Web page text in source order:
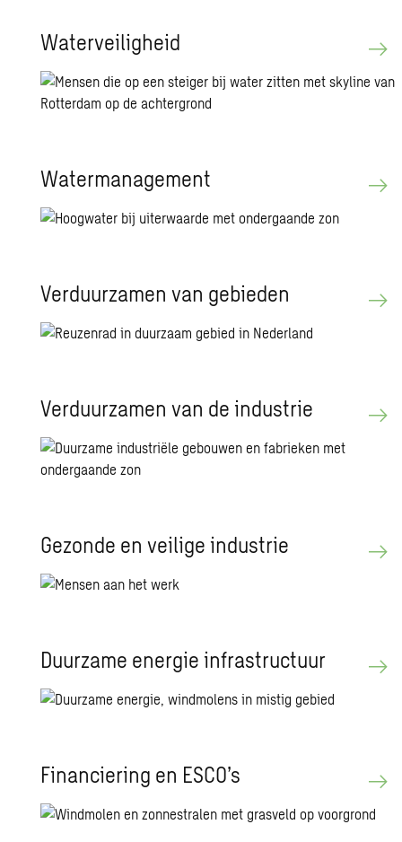
Waterveiligheid
Watermanagement
Verduurzamen van gebieden
Verduurzamen van de industrie
Gezonde en veilige industrie
Duurzame energie infrastructuur
Financiering en ESCO’s